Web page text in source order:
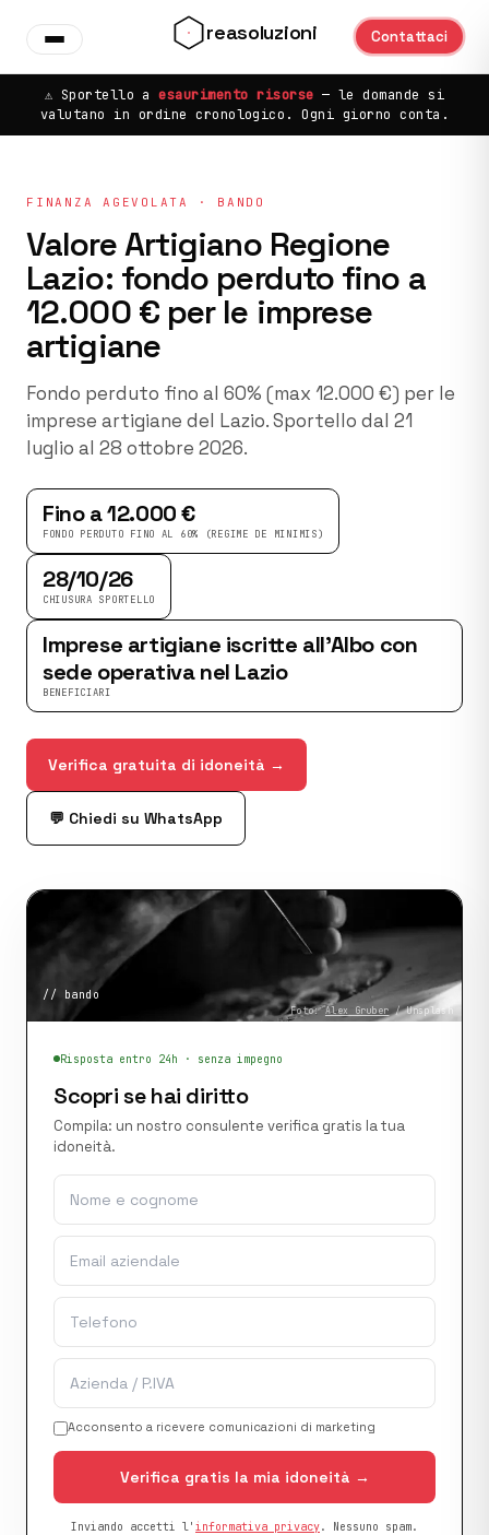
Vai al contenuto principale
reasoluzioni Contattaci
⚠️ Sportello aesaurimento risorse — le domande si
valutano in ordine cronologico. Ogni giorno conta.
FINANZA AGEVOLATA · BANDO
Valore Artigiano Regione
Lazio: fondo perduto fino a
12.000 € per le imprese
artigiane
Fondo perduto fino al 60% (max 12.000 €) per le
imprese artigiane del Lazio. Sportello dal 21
luglio al 28 ottobre 2026.
Fino a 12.000 €
FONDO PERDUTO FINO AL 60% (REGIME DE MINIMIS)
28/10/26
CHIUSURA SPORTELLO
Imprese artigiane iscritte all’Albo con
sede operativa nel Lazio
BENEFICIARI
Verifica gratuita di idoneità →
💬 Chiedi su WhatsApp
// bando
Foto: Alex Gruber / Unsplash
Risposta entro 24h · senza impegno
Scopri se hai diritto
Compila: un nostro consulente verifica gratis la tua
idoneità.
Acconsento a ricevere comunicazioni di marketing
Verifica gratis la mia idoneità →
Inviando accetti l' informativa privacy. Nessuno spam.